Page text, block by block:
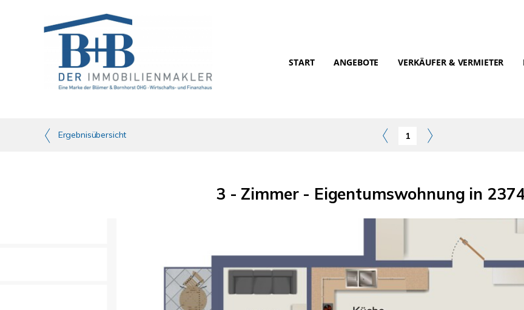
START ANGEBOTE VERKÄUFER & VERMIETER
Ergebnisübersicht 1
3 - Zimmer - Eigentumswohnung in